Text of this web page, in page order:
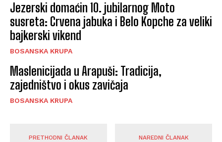
Jezerski domaćin 10. jubilarnog Moto
susreta: Crvena jabuka i Belo Kopche za veliki
bajkerski vikend
BOSANSKA KRUPA
Maslenicijada u Arapuši: Tradicija,
zajedništvo i okus zavičaja
BOSANSKA KRUPA
PRETHODNI ČLANAK NAREDNI ČLANAK